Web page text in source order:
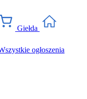
Giełda
ogłoszenia